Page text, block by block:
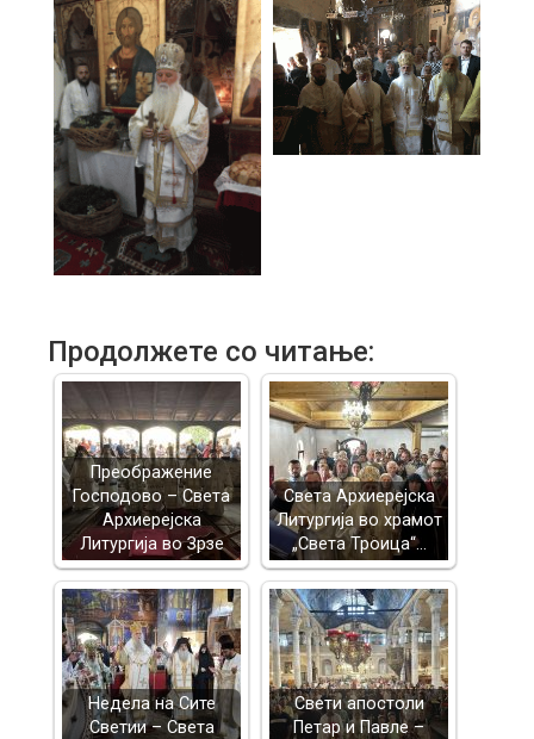
Продолжете со читање:
Преображение
Господово – Света
Архиерејска
Литургија во Зрзе
Света Архиерејска
Литургија во храмот
„Света Троица“…
Недела на Сите
Светии – Света
Свети апостоли
Петар и Павле –